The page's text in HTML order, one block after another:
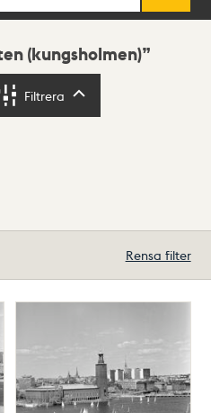
(kungsholmen)
Filtrera
Rensa filter